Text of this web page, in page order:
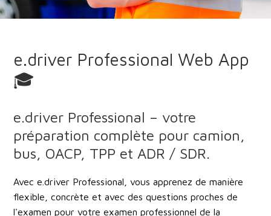
e.driver Professional Web App
🎓
e.driver Professional – votre
préparation complète pour camion,
bus, OACP, TPP et ADR / SDR.
Avec e.driver Professional , vous apprenez de manière
flexible, concrète et avec des questions proches de
l'examen pour votre examen professionnel de la